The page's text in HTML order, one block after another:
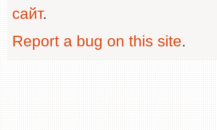
сайт.
Report a bug on this site.